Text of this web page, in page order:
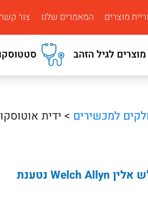
מוצרים המאמרים שלנו צור קשר
מוצרים לגיל הזהב
למכשירים
ידית אוטוסקופ ניקל קאדיום וילש אלין Welch Allyn נטענת